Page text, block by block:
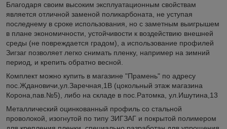
Благодаря своим высоким эксплуатационным свойствам
является отличной заменой поликарбоната, не уступая
последнему в сроке использования, но с заметным выигрышем
в плане экономичности, устойчивости к воздействию внешней
среды (не повреждается градом), а использование профилей
Зигзаг позволяет легко снимать пленку, например на зимний
период, и крепить обратно весной.
Комплект можно купить в магазине "Прамень" по адресу
пос.Ждановичи,ул.Заречная,1В (цокольный этаж магазина
Корона,пав.№5), либо на складе в пос.Ратомка, ул.Ишутина,13
Металлический оцинкованный профиль со стальной
проволокой, изогнутой по типу ЗИГЗАГ и покрытой полимером